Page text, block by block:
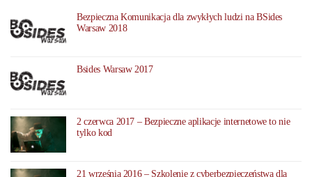
Bezpieczna Komunikacja dla zwykłych ludzi na BSides
Warsaw 2018
Bsides Warsaw 2017
2 czerwca 2017 – Bezpieczne aplikacje internetowe to nie
tylko kod
21 września 2016 – Szkolenie z cyberbezpieczeństwa dla